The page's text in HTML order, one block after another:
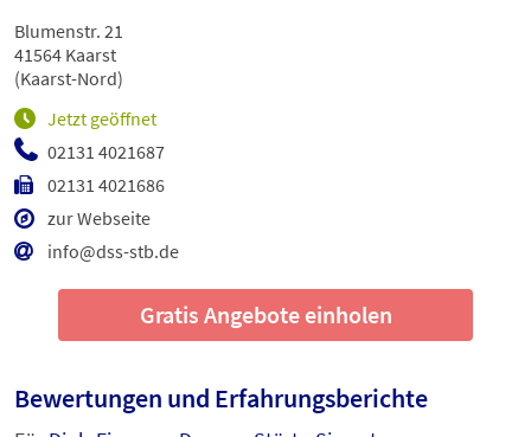
02131 4021687
02131 4021686
zur Webseite
info@dss-stb.de
Jetzt geöffnet
Blumenstr. 21
41564 Kaarst
(Kaarst-Nord)
Gratis Angebote einholen
Bewertungen und Erfahrungsberichte